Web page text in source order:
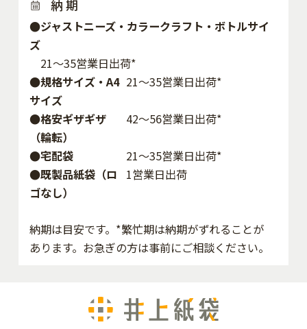
納 期
●ジャストニーズ・カラークラフト・ボトルサイ
ズ
21～35営業日出荷*
●規格サイズ・A4
サイズ
21～35営業日出荷*
●格安ギザギザ
（輪転）
42〜56営業日出荷*
●宅配袋
21～35営業日出荷*
●既製品紙袋（ロ
ゴなし）
1営業日出荷
納期は目安です。*繁忙期は納期がずれることが
あります。お急ぎの方は事前にご相談ください。